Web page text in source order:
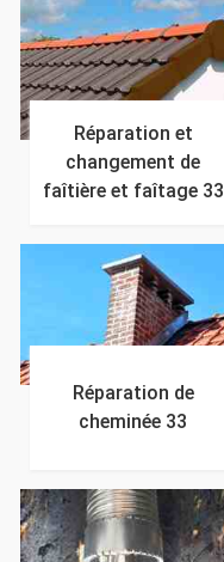
Réparation et
changement de
faîtière et faîtage 33
Réparation de
cheminée 33